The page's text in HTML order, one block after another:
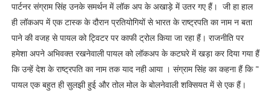
पार्टनर संग्राम सिंह उनके समर्थन में लॉक अप के अखाड़े में उतर गए हैं। जी हा हाल
ही लॉकअप में एक टास्क के दौरान प्रतियोगियों से भारत के राष्ट्रपति का नाम न बता
पाने की वजह से पायल को ट्विटर पर काफी ट्रोल किया जा रहा हैं। राजनीति पर
हमेशा अपने अभिवक्त रखनेवाली पायल को लॉकअप के कटघरे में खड़ा कर दिया गया हैं
कि उन्हें देश के राष्ट्रपति का नाम तक याद नही आया । संग्राम सिंह का कहना हैं कि "
पायल एक बहुत ही सुलझी हुई और तोल मोल के बोलनेवाली शक्सियत में से एक हैं।